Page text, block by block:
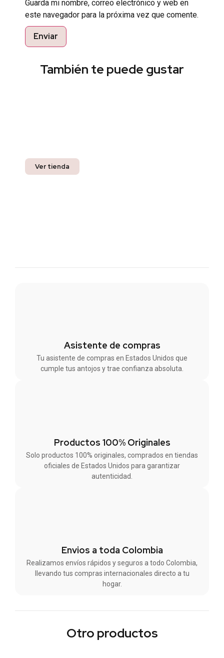
Guarda mi nombre, correo electrónico y web en
este navegador para la próxima vez que comente.
También te puede gustar
Ver tienda
Asistente de compras
Tu asistente de compras en Estados Unidos que
cumple tus antojos y trae confianza absoluta.
Productos 100% Originales
Solo productos 100% originales, comprados en tiendas
oficiales de Estados Unidos para garantizar
autenticidad.
Envios a toda Colombia
Realizamos envíos rápidos y seguros a todo Colombia,
llevando tus compras internacionales directo a tu
hogar.
Otro productos